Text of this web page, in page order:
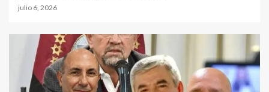
julio 6, 2026